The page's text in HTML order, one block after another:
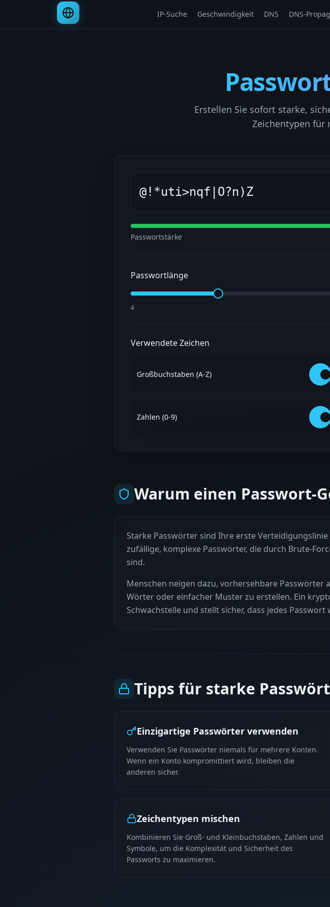
IP-Suche Geschwindigkeit DNS DNS-
Erstellen Sie sofort starke,
Zeichentypen für
@!*uti>nqf|O?n)Z
Passwortstärke
Passwortlänge
4
Verwendete Zeichen
Großbuchstaben (A-Z)
Zahlen (0-9)
Warum einen Passwort-
Starke Passwörter sind Ihre erste
zufällige, komplexe Passwörter, die durch Brute-
sind.
Menschen neigen dazu, vorhersehbare
Wörter oder einfacher Muster zu erstellen. Ein
Schwachstelle und stellt sicher, dass jedes
Tipps für starke
Einzigartige Passwörter verwenden
Verwenden Sie Passwörter niemals für mehrere Konten.
Wenn ein Konto kompromittiert wird, bleiben die
anderen sicher.
Zeichentypen mischen
Kombinieren Sie Groß- und Kleinbuchstaben, Zahlen und
Symbole, um die Komplexität und Sicherheit des
Passworts zu maximieren.